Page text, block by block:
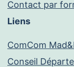
Contact par
Liens
ComCom
Conseil